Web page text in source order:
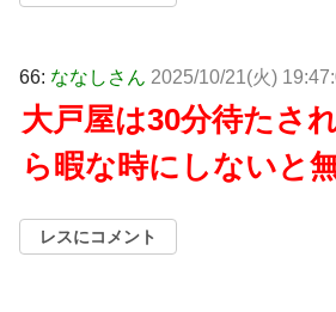
66: ななしさん 2025/10/21(火)
大戸屋は30分待たさ
ら暇な時にしないと
レスにコメント